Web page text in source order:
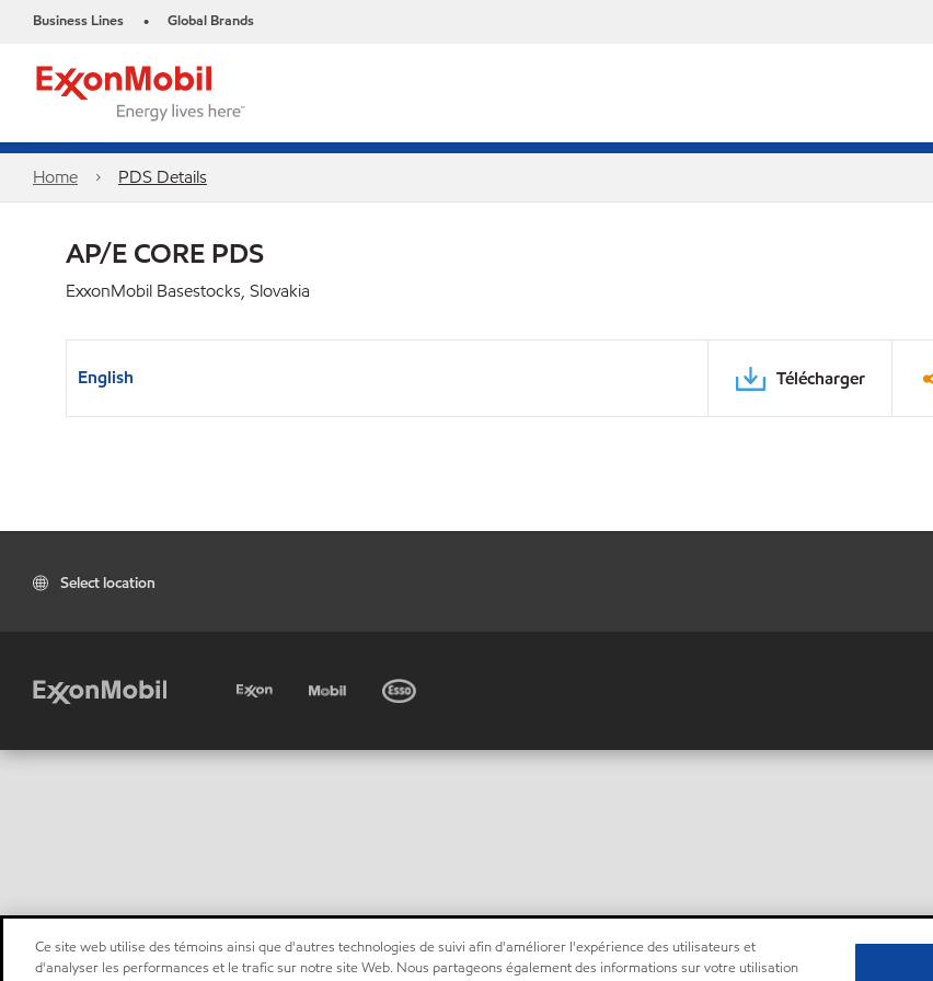
Business Lines • Global Brands
Home PDS Details
AP/E CORE PDS
ExxonMobil Basestocks, Slovakia
English Télécharger
Select location
Ce site web utilise des témoins ainsi que d'autres technologies de suivi afin d'améliorer l'expérience des utilisateurs et
d'analyser les performances et le trafic sur notre site Web. Nous partageons également des informations sur votre utilisation